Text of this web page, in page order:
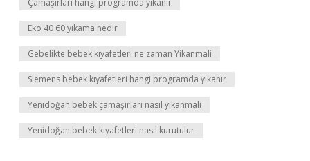
Çamaşırları hangi programda yıkanır
Eko 40 60 yıkama nedir
Gebelikte bebek kıyafetleri ne zaman Yikanmali
Siemens bebek kıyafetleri hangi programda yıkanır
Yenidoğan bebek çamaşırları nasıl yıkanmalı
Yenidoğan bebek kıyafetleri nasıl kurutulur